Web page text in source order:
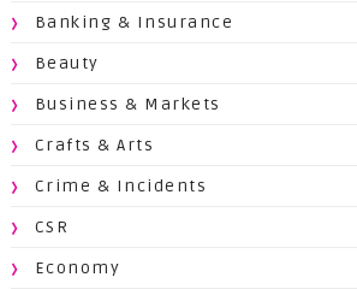
Banking & Insurance
Beauty
Business & Markets
Crafts & Arts
Crime & Incidents
CSR
Economy